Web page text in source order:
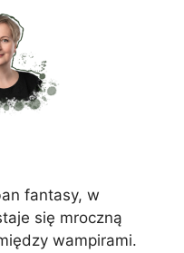
fantasy, w
się mroczną
wampirami.